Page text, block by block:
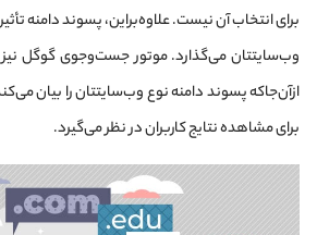
برای انتخاب آن نیست. علاوه‌براین، پسوند دامنه
وب‌سایتتان می‌گذارد. موتور جست‌وجوی گوگل نیز
از‌آن‌جاکه پسوند دامنه نوع وب‌سایتتان را بیان
برای مشاهده نتایج کاربران در نظر می‌گیرد.